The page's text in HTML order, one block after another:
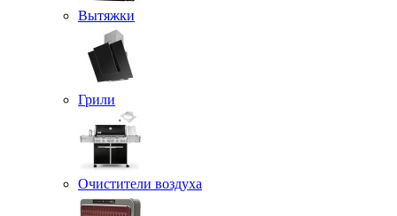
Вытяжки
Грили
Очистители воздуха